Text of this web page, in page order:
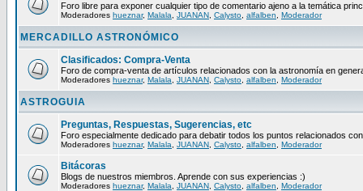
Foro libre para exponer cualquier tipo de comentario ajeno a la temática
Moderadores hueznar, Malala JUANAN Calysto alfalben Moderador
MERCADILLO ASTRONÓMICO
Clasificados: Compra-Venta
Foro de compra-venta de artículos relacionados con la astronomía en
Moderadores hueznar, Malala JUANAN Calysto alfalben Moderador
ASTROGUIA
Preguntas, Respuestas, Sugerencias, etc
Foro especialmente dedicado para debatir todos los puntos relacionados
Moderadores hueznar, Malala JUANAN Calysto alfalben Moderador
Bitácoras
Blogs de nuestros miembros. Aprende con sus experiencias :)
Moderadores hueznar, Malala JUANAN Calysto alfalben Moderador